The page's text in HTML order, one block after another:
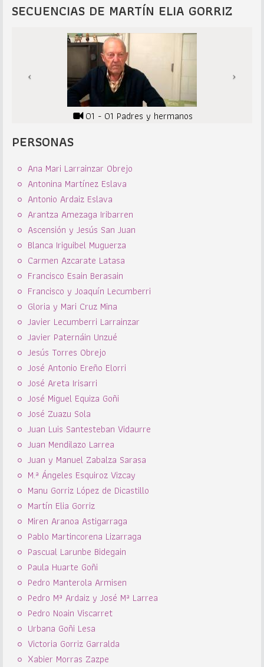
SECUENCIAS DE MARTÍN ELIA GORRIZ
01 - 01 Padres y hermanos
PERSONAS
Ana Mari Larrainzar Obrejo
Antonina Martínez Eslava
Antonio Ardaiz Eslava
Arantza Amezaga Iribarren
Ascensión y Jesús San Juan
Blanca Iriguibel Muguerza
Carmen Azcarate Latasa
Francisco Esain Berasain
Francisco y Joaquín Lecumberri
Gloria y Mari Cruz Mina
Javier Lecumberri Larrainzar
Javier Paternáin Unzué
Jesús Torres Obrejo
José Antonio Ereño Elorri
José Areta Irisarri
José Miguel Equiza Goñi
José Zuazu Sola
Juan Luis Santesteban Vidaurre
Juan Mendilazo Larrea
Juan y Manuel Zabalza Sarasa
M.ª Ángeles Esquiroz Vizcay
Manu Gorriz López de Dicastillo
Martín Elia Gorriz
Miren Aranoa Astigarraga
Pablo Martincorena Lizarraga
Pascual Larunbe Bidegain
Paula Huarte Goñi
Pedro Manterola Armisen
Pedro Mª Ardaiz y José Mª Larrea
Pedro Noain Viscarret
Urbana Goñi Lesa
Victoria Gorriz Garralda
Xabier Morras Zazpe